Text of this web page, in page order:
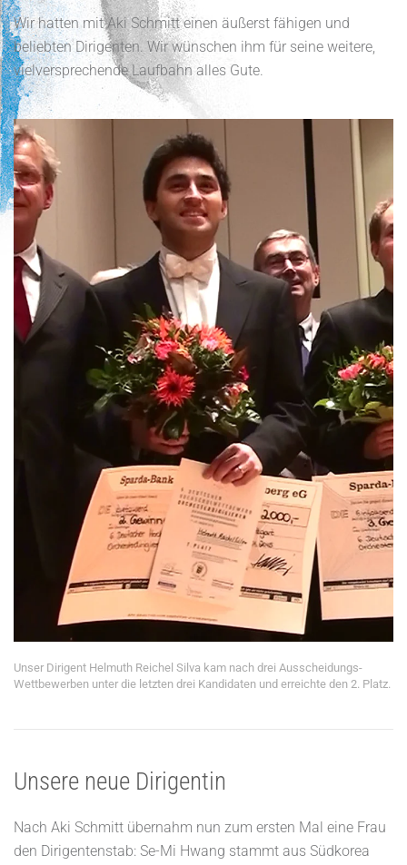
Wir hatten mit Aki Schmitt einen äußerst fähigen und
beliebten Dirigenten. Wir wünschen ihm für seine weitere,
vielversprechende Laufbahn alles Gute.
Unser Dirigent Helmuth Reichel Silva kam nach drei Ausscheidungs-
Wettbewerben unter die letzten drei Kandidaten und erreichte den 2. Platz.
Unsere neue Dirigentin
Nach Aki Schmitt übernahm nun zum ersten Mal eine Frau
den Dirigentenstab: Se-Mi Hwang stammt aus Südkorea